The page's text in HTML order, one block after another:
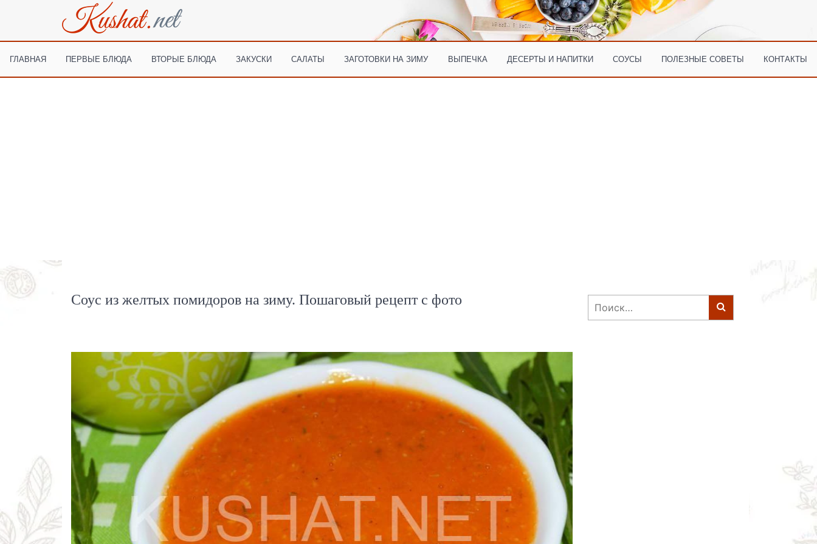
ГЛАВНАЯ ПЕРВЫЕ БЛЮДА ВТОРЫЕ БЛЮДА ЗАКУСКИ САЛАТЫ ЗАГОТОВКИ НА ЗИМУ ВЫПЕЧКА ДЕСЕРТЫ И НАПИТКИ СОУСЫ ПОЛЕЗНЫЕ СОВЕТЫ КОНТАКТЫ
Соус из желтых помидоров на зиму. Пошаговый рецепт с фото Найти: